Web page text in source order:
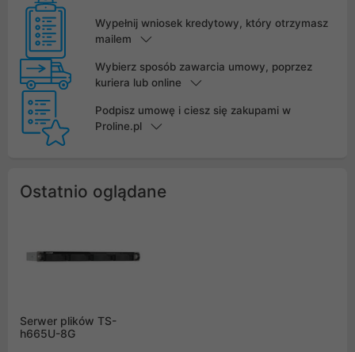
Wypełnij wniosek kredytowy, który otrzymasz
mailem
Wybierz sposób zawarcia umowy, poprzez
kuriera lub online
Podpisz umowę i ciesz się zakupami w
Proline.pl
Ostatnio oglądane
Serwer plików TS-
h665U-8G